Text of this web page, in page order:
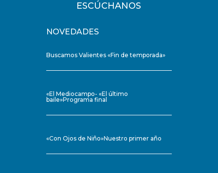
ESCÚCHANOS
NOVEDADES
Buscamos Valientes «Fin de temporada»
«El Mediocampo- «El último
baile»Programa final
«Con Ojos de Niño»Nuestro primer año